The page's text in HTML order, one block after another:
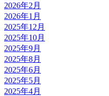
2026年2月
2026年1月
2025年12月
2025年10月
2025年9月
2025年8月
2025年6月
2025年5月
2025年4月